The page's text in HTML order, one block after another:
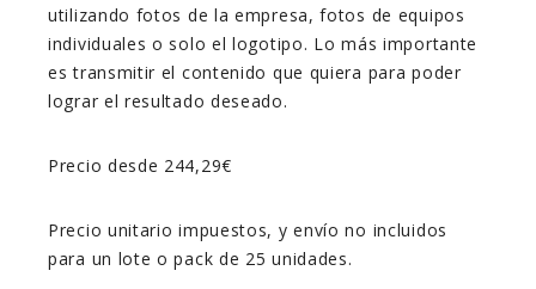
utilizando fotos de la empresa, fotos de equipos
individuales o solo el logotipo. Lo más importante
es transmitir el contenido que quiera para poder
lograr el resultado deseado.
Precio desde 244,29€
Precio unitario impuestos, y envío no incluidos
para un lote o pack de 25 unidades.